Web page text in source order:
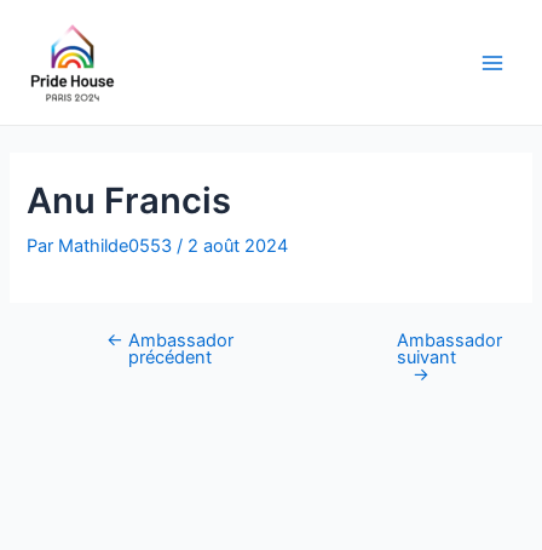
contenu
Anu Francis
Par Mathilde0553/ 2 août 2024
Navigation
← Ambassador
précédent
Ambassador
suivant
→